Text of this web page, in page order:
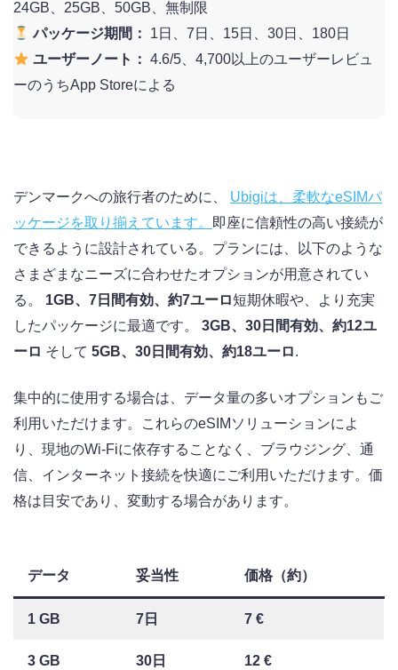
24GB、25GB、50GB、無制限
パッケージ期間：
1日、7日、15日、30日、180日
ユーザーノート： 4.6/5、4,700以上のユーザーレビュ
ーのうちApp Storeによる
デンマークへの旅行者のために、 Ubigiは、柔軟なeSIMパ
ッケージを取り揃えています。
即座に信頼性の高い接続が
できるように設計されている。プランには、以下のような
さまざまなニーズに合わせたオプションが用意されてい
る。 1GB、7日間有効、約7ユーロ短期休暇や、より充実
したパッケージに最適です。 3GB、30日間有効、約12ユ
ーロ そして 5GB、30日間有効、約18ユーロ.
集中的に使用する場合は、データ量の多いオプションもご
利用いただけます。これらのeSIMソリューションによ
り、現地のWi-Fiに依存することなく、ブラウジング、通
信、インターネット接続を快適にご利用いただけます。価
格は目安であり、変動する場合があります。
データ 妥当性 価格（約）
1 GB 7日 7 €
3 GB 30日 12 €